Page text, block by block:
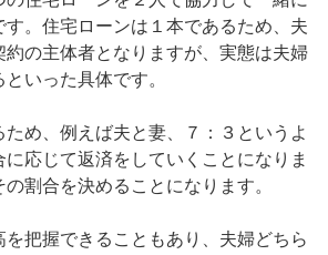
。住宅ローンは１本であるため、夫
約の主体者となりますが、実態は夫婦
いった具体です。
ため、例えば夫と妻、７：３というよ
に応じて返済をしていくことになりま
割合を決めることになります。
把握できることもあり、夫婦どちら